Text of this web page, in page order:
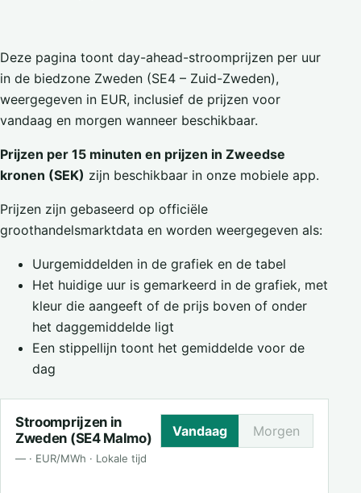
Deze pagina toont day-ahead-stroomprijzen per uur
in de biedzone Zweden (SE4 – Zuid-Zweden),
weergegeven in EUR, inclusief de prijzen voor
vandaag en morgen wanneer beschikbaar.
Prijzen per 15 minuten en prijzen in Zweedse
kronen (SEK) zijn beschikbaar in onze mobiele app.
Prijzen zijn gebaseerd op officiële
groothandelsmarktdata en worden weergegeven als:
Uurgemiddelden in de grafiek en de tabel
Het huidige uur is gemarkeerd in de grafiek, met
kleur die aangeeft of de prijs boven of onder
het daggemiddelde ligt
Een stippellijn toont het gemiddelde voor de
dag
Stroomprijzen in
Zweden (SE4 Malmo)
— · EUR/MWh · Lokale tijd
Vandaag Morgen